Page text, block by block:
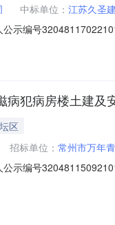
中标单位： 江苏久圣
示编号
苏溧阳晶鑫建设有限
病犯病房楼土建及
区
招标单位： 常州市万年
示编号
二名第三名中标候选人